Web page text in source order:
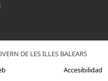
DE LES ILLES BALEARS
Accesibilidad